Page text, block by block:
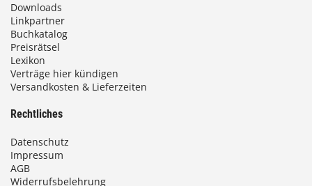
€
Downloads
Linkpartner
Buchkatalog
Preisrätsel
Lexikon
Verträge hier kündigen
Versandkosten & Lieferzeiten
Rechtliches
Datenschutz
Impressum
AGB
Widerrufsbelehrung